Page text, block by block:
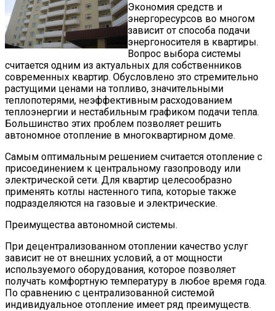
Экономия средств и
энергоресурсов во многом
зависит от способа подачи
энергоносителя в квартиры.
Вопрос выбора системы
считается одним из актуальных для собственников
современных квартир. Обусловлено это стремительно
растущими ценами на топливо, значительными
теплопотерями, неэффективным расходованием
теплоэнергии и нестабильным графиком подачи тепла.
Большинство этих проблем позволяет решить
автономное отопление в многоквартирном доме.
Самым оптимальным решением считается отопление с
присоединением к центральному газопроводу или
электрической сети. Для квартир целесообразно
применять котлы настенного типа, которые также
подразделяются на газовые и электрические.
Преимущества автономной системы.
При децентрализованном отоплении качество услуг
зависит не от внешних условий, а от мощности
используемого оборудования, которое позволяет
получать комфортную температуру в любое время года.
По сравнению с централизованной системой
индивидуальное отопление имеет ряд преимуществ.